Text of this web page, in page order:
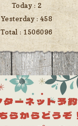
Today : 2
Yesterday : 458
Total : 1506096